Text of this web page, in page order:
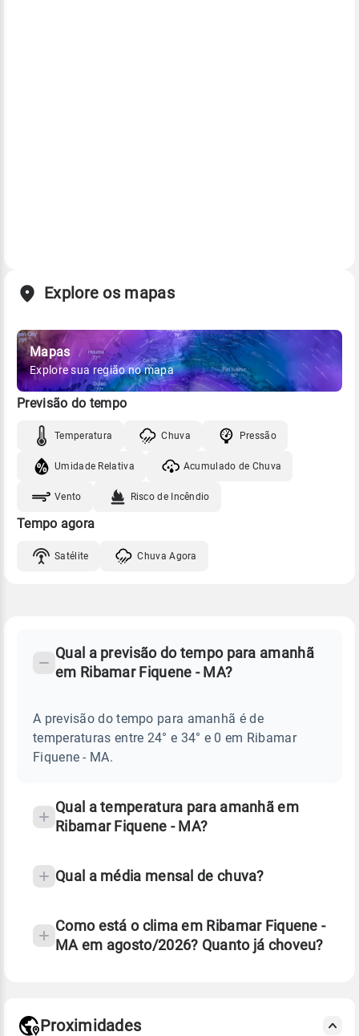
Explore os mapas
Mapas
Explore sua região no mapa
Previsão do tempo
Temperatura Chuva Pressão
Umidade Relativa Acumulado de Chuva
Vento Risco de Incêndio
Tempo agora
Satélite Chuva Agora
RIBAMAR
FIQUENE
Perguntas
sobre
chuva
Qual a previsão do tempo para amanhã
em Ribamar Fiquene - MA?
A previsão do tempo para amanhã é de
temperaturas entre 24° e 34° e 0 em Ribamar
Fiquene - MA.
Qual a temperatura para amanhã em
Ribamar Fiquene - MA?
Qual a média mensal de chuva?
Como está o clima em Ribamar Fiquene -
MA em agosto/2026? Quanto já choveu?
Proximidades